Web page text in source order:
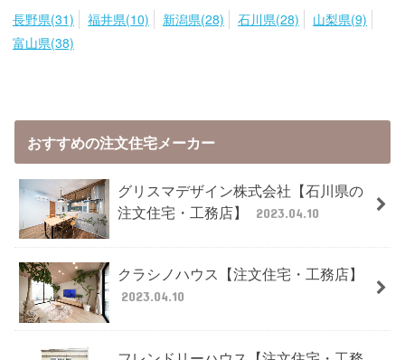
長野県(31) 福井県(10) 新潟県(28) 石川県(28)
山梨県(9)
富山県(38)
おすすめの注文住宅メーカー
グリスマデザイン株式会社【石川県の
注文住宅・工務店】
2023.04.10
クラシノハウス【注文住宅・工務店】
2023.04.10